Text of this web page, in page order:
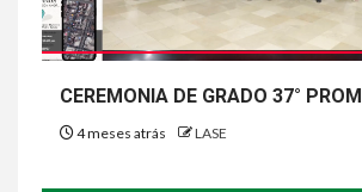
CEREMONIA DE GRADO 37°
4 meses atrás LASE